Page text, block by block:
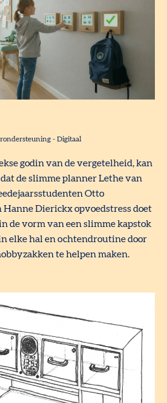
- Digitaal
godin van de vergetelheid, kan
de slimme planner Lethe van
Otto
Hanne Dierickx opvoedstress doet
de vorm van een slimme kapstok
elke hal en ochtendroutine door
te helpen maken.